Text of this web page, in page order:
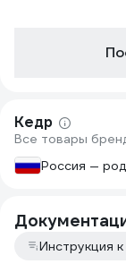
Кедр
Все товары
Россия —
Инструкция